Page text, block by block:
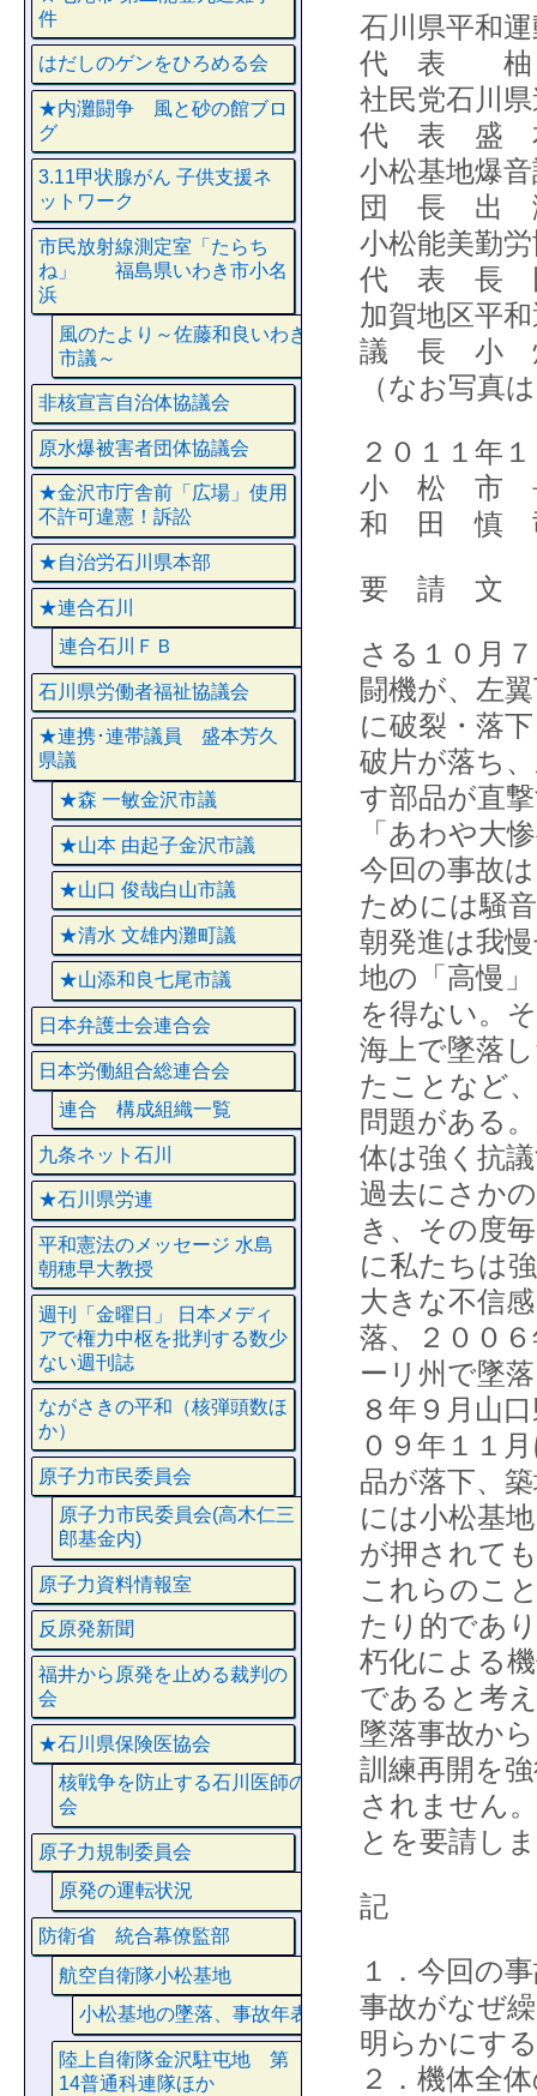
石川県平和
代 表
社民党石川
代 表 盛
小松基地爆
団 長 出
小松能美勤
代 表 長
加賀地区平
議 長 小
（なお写真
２０１１年
小 松 市
和 田 慎
要 請 文
さる１０月
闘機が、左
に破裂・落
破片が落ち
す部品が直
「あわや大
今回の事故
ためには騒
朝発進は我
地の「高慢
を得ない。
海上で墜落
たことなど
問題がある
体は強く抗
過去にさか
き、その度
に私たちは
大きな不信
落、２００
ーリ州で墜
８年９月山
０９年１１
品が落下、
には小松基
が押されて
これらのこ
たり的であ
朽化による
であると考
墜落事故か
訓練再開を
されません
とを要請し
記
１．今回の
事故がなぜ
明らかにす
２．機体全
件
はだしのゲンをひろめる会
★内灘闘争 風と砂の館ブロ
グ
3.11甲状腺がん 子供支援ネ
ットワーク
市民放射線測定室「たらち
ね」 福島県いわき市小名
浜
風のたより～佐藤和良いわき
市議～
非核宣言自治体協議会
原水爆被害者団体協議会
★金沢市庁舎前「広場」使用
不許可違憲！訴訟
★自治労石川県本部
★連合石川
連合石川ＦＢ
石川県労働者福祉協議会
★連携･連帯議員 盛本芳久
県議
★森 一敏金沢市議
★山本 由起子金沢市議
★山口 俊哉白山市議
★清水 文雄内灘町議
★山添和良七尾市議
日本弁護士会連合会
日本労働組合総連合会
連合 構成組織一覧
九条ネット石川
★石川県労連
平和憲法のメッセージ 水島
朝穂早大教授
週刊「金曜日」 日本メディ
アで権力中枢を批判する数少
ない週刊誌
ながさきの平和（核弾頭数ほ
か）
原子力市民委員会
原子力市民委員会(高木仁三
郎基金内)
原子力資料情報室
反原発新聞
福井から原発を止める裁判の
会
★石川県保険医協会
核戦争を防止する石川医師の
会
原子力規制委員会
原発の運転状況
防衛省 統合幕僚監部
航空自衛隊小松基地
小松基地の墜落、事故年表
陸上自衛隊金沢駐屯地 第
14普通科連隊ほか